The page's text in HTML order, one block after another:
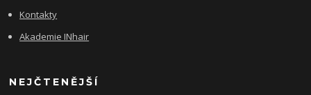
Kontakty
Akademie INhair
NEJČTENĚJŠÍ